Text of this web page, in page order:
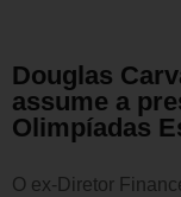
Douglas
assume a
Olimpíadas
O ex-Diretor